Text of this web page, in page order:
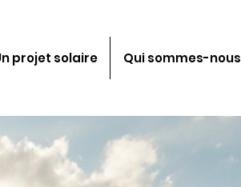
projet solaire Qui sommes-nous